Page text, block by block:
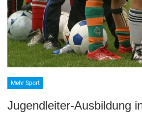
Mehr Sport
Jugendleiter-Ausbildung